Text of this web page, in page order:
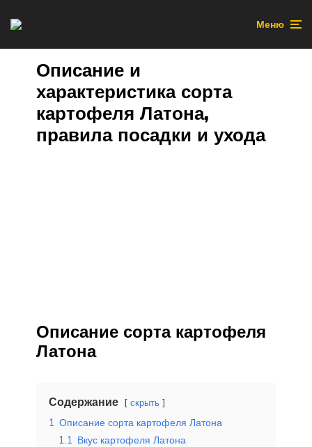
Меню
Описание и
характеристика сорта
картофеля Латона,
правила посадки и ухода
Описание сорта картофеля
Латона
Содержание скрыть
1 Описание сорта картофеля Латона
1.1 Вкус картофеля Латона